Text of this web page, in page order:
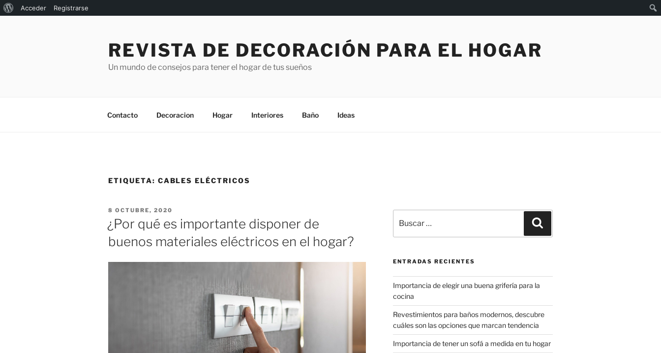
Acerca
Acceder
Registrarse
REVISTA DE DECORACIÓN PARA EL HOGAR
Un mundo de consejos para tener el hogar de tus sueños
Contacto Decoracion Hogar Interiores Baño Ideas
ETIQUETA: CABLES ELÉCTRICOS
PUBLICADO
EL
8 OCTUBRE, 2020
¿Por qué es importante disponer de
buenos materiales eléctricos en el hogar?
por:
ENTRADAS RECIENTES
Importancia de elegir una buena grifería para la
cocina
Revestimientos para baños modernos, descubre
cuáles son las opciones que marcan tendencia
Importancia de tener un sofá a medida en tu hogar